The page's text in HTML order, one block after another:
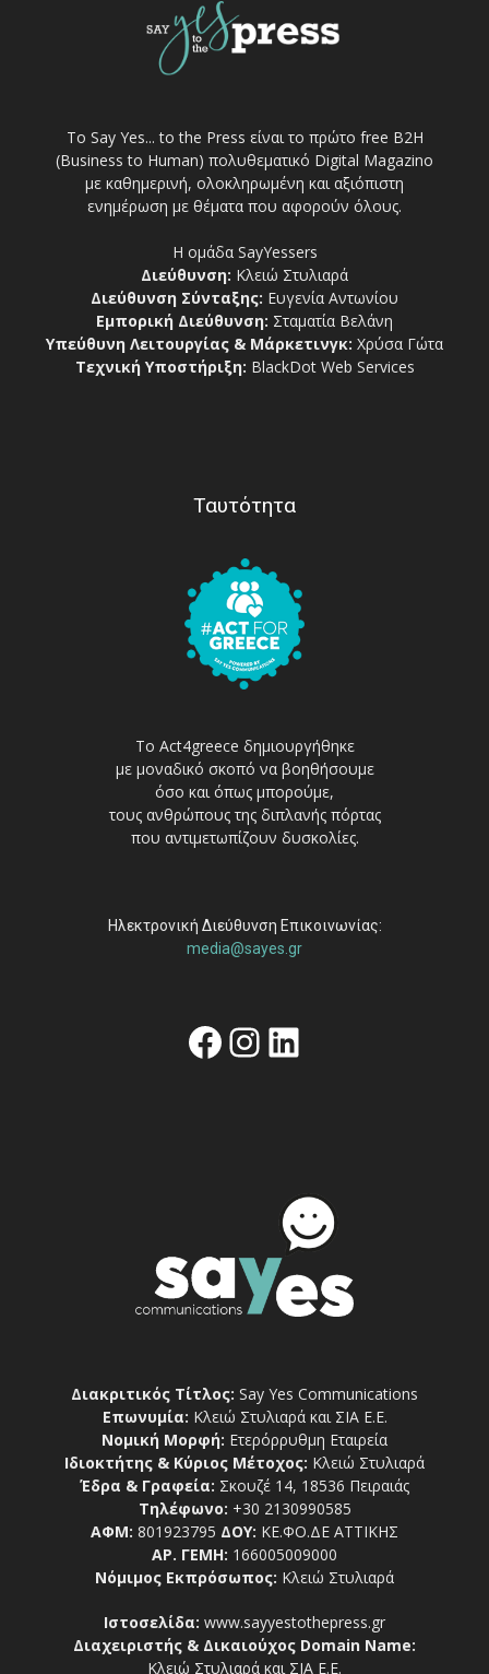
Το Say Yes... to the Press είναι το πρώτο free Β2Η
(Business to Human) πολυθεματικό Digital Magazino
με καθημερινή, ολοκληρωμένη και αξιόπιστη
ενημέρωση με θέματα που αφορούν όλους.
Η ομάδα SayYessers
Διεύθυνση: Κλειώ Στυλιαρά
Διεύθυνση Σύνταξης: Ευγενία Αντωνίου
Εμπορική Διεύθυνση: Σταματία Βελάνη
Υπεύθυνη Λειτουργίας & Μάρκετινγκ: Χρύσα Γώτα
Τεχνική Υποστήριξη: BlackDot Web Services
Ταυτότητα
Το Act4greece δημιουργήθηκε
με μοναδικό σκοπό να βοηθήσουμε
όσο και όπως μπορούμε,
τους ανθρώπους της διπλανής πόρτας
που αντιμετωπίζουν δυσκολίες.
Ηλεκτρονική Διεύθυνση Επικοινωνίας:
media@sayes.gr
Facebook
Instagram
Linkedin
Διακριτικός Τίτλος: Say Yes Communications
Επωνυμία: Κλειώ Στυλιαρά και ΣΙΑ Ε.Ε.
Νομική Μορφή: Ετερόρρυθμη Εταιρεία
Ιδιοκτήτης & Κύριος Μέτοχος: Κλειώ Στυλιαρά
Έδρα & Γραφεία: Σκουζέ 14, 18536 Πειραιάς
Τηλέφωνο: +30 2130990585
ΑΦΜ: 801923795 ΔΟΥ: ΚΕ.ΦΟ.ΔΕ ΑΤΤΙΚΗΣ
ΑΡ. ΓΕΜΗ: 166005009000
Νόμιμος Εκπρόσωπος: Κλειώ Στυλιαρά
Ιστοσελίδα: www.sayyestothepress.gr
Διαχειριστής & Δικαιούχος Domain Name:
Κλειώ Στυλιαρά και ΣΙΑ Ε.Ε.